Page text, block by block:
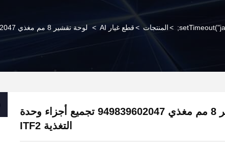
>المنتجات >قطع غيار AI > لوحة تقشير 8 مم مغذي 949839602047 تجميع أجزاء وحدة التغذية ITF2
لوحة تقشير 8 مم مغذي 949839602047 تجميع أجزاء وحدة
التغذية ITF2